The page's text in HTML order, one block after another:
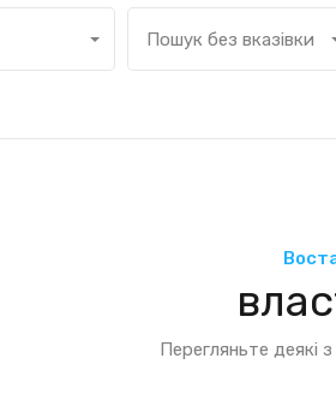
Пошук без вказівки
Перегляньте деякі